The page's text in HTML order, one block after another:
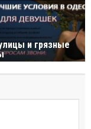
и грязные